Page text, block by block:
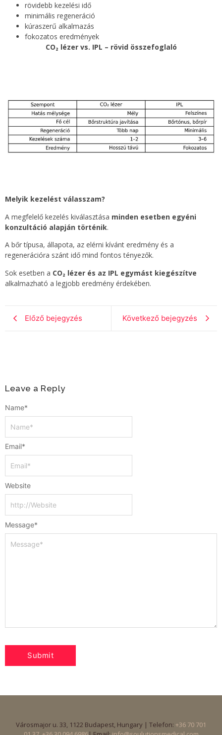
rövidebb kezelési idő
minimális regeneráció
kúraszerű alkalmazás
fokozatos eredmények
CO₂ lézer vs. IPL – rövid összefoglaló
Melyik kezelést válasszam?
A megfelelő kezelés kiválasztása minden esetben egyéni
konzultáció alapján történik.
A bőr típusa, állapota, az elérni kívánt eredmény és a
regenerációra szánt idő mind fontos tényezők.
Sok esetben a CO₂ lézer és az IPL egymást kiegészítve
alkalmazható a legjobb eredmény érdekében.
Előző bejegyzés Következő bejegyzés
Leave a Reply
Message*
Name*
Email*
Website
Városmajor u. 33, 1122 Budapest, Hungary | Telefon: +36 70 701